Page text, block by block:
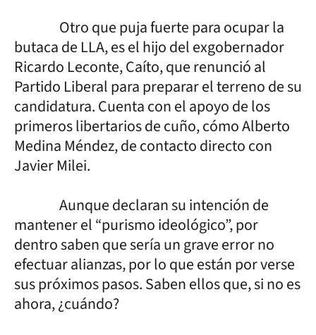
Otro que puja fuerte para ocupar la
butaca de LLA, es el hijo del exgobernador
Ricardo Leconte, Caíto, que renunció al
Partido Liberal para preparar el terreno de su
candidatura. Cuenta con el apoyo de los
primeros libertarios de cuño, cómo Alberto
Medina Méndez, de contacto directo con
Javier Milei.
Aunque declaran su intención de
mantener el “purismo ideológico”, por
dentro saben que sería un grave error no
efectuar alianzas, por lo que están por verse
sus próximos pasos. Saben ellos que, si no es
ahora, ¿cuándo?